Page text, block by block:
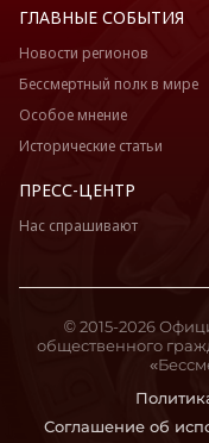
ГЛАВНЫЕ СОБЫТИЯ
Новости регионов
Бессмертный полк в мире
Особое мнение
Исторические статьи
ПРЕСС-ЦЕНТР
Нас спрашивают
Соглашение об
© 2015-2026
общественного